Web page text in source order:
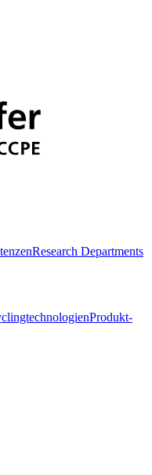
Research Departments
Pro­dukt­